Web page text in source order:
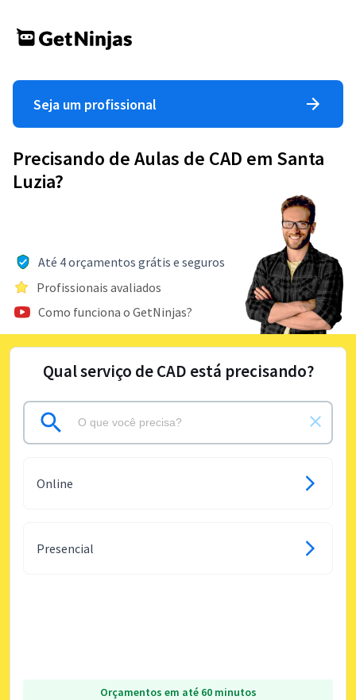
Seja um profissional
Precisando de Aulas de CAD em Santa
Luzia?
Até 4 orçamentos grátis e seguros
Profissionais avaliados
Como funciona o GetNinjas?
Qual serviço de CAD está precisando?
Online
Presencial
Orçamentos em até 60 minutos